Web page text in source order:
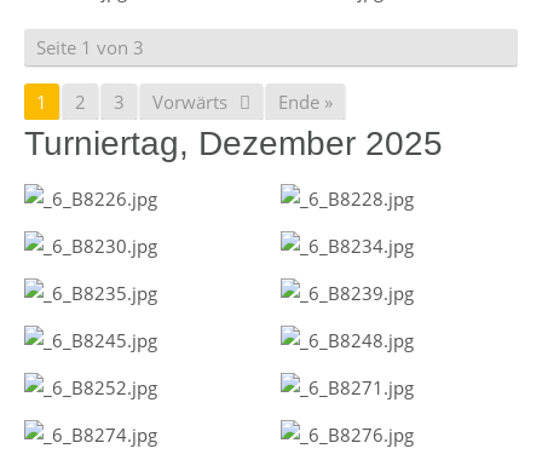
Seite 1 von 3
1 2 3 Vorwärts Ende »
Turniertag, Dezember 2025